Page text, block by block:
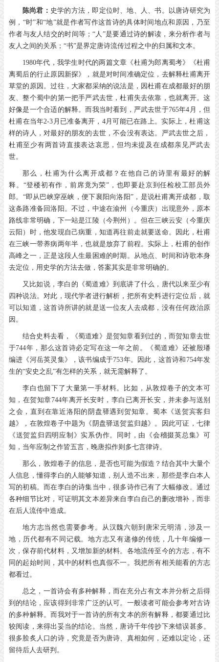
陈尚君： 史学的方法，即定位时、地、人、书。以唐诗研究为
例，“时”和“地”就是作者写作这首诗的具体时间地点和原因，乃至
作者与友人结交的时间等；“人”是要通过诗的解读，来分析作者与
友人之间的关系；“书”是界定唐诗流传过程之中的归属和文本。
1980年代，我学生时代的两篇文章《杜甫为郎离蜀考》《杜甫
离蜀后的行止原因新探》，就是对时间准确定位，去解释杜甫离开
草堂的原因。过往，大家都采纳的说法是，因杜甫在成都最好的朋
友、整个蜀中的第一把手严武去世，杜甫失去依靠，也就离开。这
好像是一个合适的解释。而我当时看到，严武去世于765年4 月，但
杜甫在当年2-3 月已准备离开， 4月可能已在路上。实际上，杜甫这
样的诗人，对最好的朋友的去世，不会没有表达。严武去世之后，
杜甫至少有两首诗直接表达哀思，但均未提及在成都亲见严武去
世。
那么，杜甫为什么离开成都？在他自己的诗里有最好的解
释。“登楼初有作，前席竟为荣”，也即要赴京到任检校工部员外
郎。“即从巴峡穿巫峡，便下襄阳向洛阳”，是说杜甫离开成都，取
这条路准备回洛阳。不过，中途在渝州（今重庆）出现意外，原本
路线非常明确，下一站是江陵（今荆州）。但在三峡云安（今重庆
云阳）时，他发现自己病重，知道再往前走就要送命。因此，杜甫
在三峡一带养病两年半，也就是放弃了前程。实际上，杜甫的创作
高峰之一，正是这段人生最困难的时期。从地点、时间和诗歌本身
去定位，用史学的方法去做，答案其实是非常明确的。
又比如说，李白的《蜀道难》到底讲了什么，唐代以来至少有
四种说法。对此，现代学者进行解析，把所有史料进行定位后，就
可以知道，这首诗所讲的就是送一位友人去成都，没有任何政治原
因。
结合史料去看，《蜀道难》是贺知章看到过的，而贺知章去世
于744年，那么这首诗必定写在这一年之前。《蜀道难》还被殷璠
编进《河岳英灵集》，该书编成于753年。因此，这首诗和 754年发
生的“安史之乱”有怎样的关系，就无需解释了。
李白也留下了大量第一手材料。比如，从敦煌卷子的文本可
知，在贺知章744年离开长安时，李白已离开长安，并未参与送别
之会，直到在靠近洛阳的阴盘驿遇到贺知章。蜀本《送贺宾客归
越》，在敦煌卷子中题为《阴盘驿送贺监归越》。因此可证，七律
《送贺监归四明应制》实系伪作。同时，由《会稽掇英总集》可
知，当年应制之作皆五言，晚唐拟作则多七言律诗。
那么，敦煌卷子的信息，是否也可能为假造？结合其中大量个
人信息，懂得李白的人能够知道，别人造不出来，那些是李白本人
写的初稿。而在李白的诗集当中，很多诗作已有了大幅修改。通过
各种细节比对，可证明其文本差异来自李白自己的删改增补，而非
在后人流传中造成。
地方志当然也需要参考。从汉魏六朝到唐宋元明清，涉及一
地，历代都有不同记载。地方志又有递修的传统，几十年编修一
次，保存前代材料，又增加新的材料。各地流传至今的方志，有不
同的起始时间，其中的材料也真假不一。我把所有相关能看的方志
都看过。
总之，一首诗会有多种解释，而在充分占有文本并分析之后得
到的结论，应该得到非常广泛的认可。一般读者可能会参考对古诗
的多种解释。而我对于一首诗的所有文本的所有解释，都要通过比
较阅读，来得出妥当的结论。当然，唐诗千年传抄下来错误甚多。
很多脍炙人口的诗，究竟是否为唐诗、真相如何，还难以定论，还
留待后人去研判。